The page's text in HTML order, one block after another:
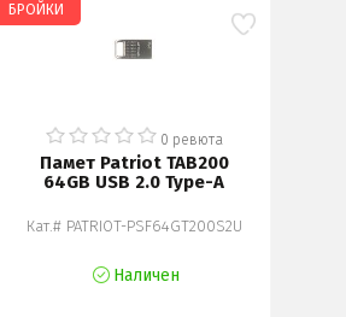
0 ревюта
Памет Patriot TAB200
64GB USB 2.0 Type-A
Кат.# PATRIOT-PSF64GT200S2U
Наличен
БРОЙКИ